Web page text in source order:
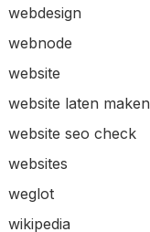
webdesign
webnode
website
website laten maken
website seo check
websites
weglot
wikipedia